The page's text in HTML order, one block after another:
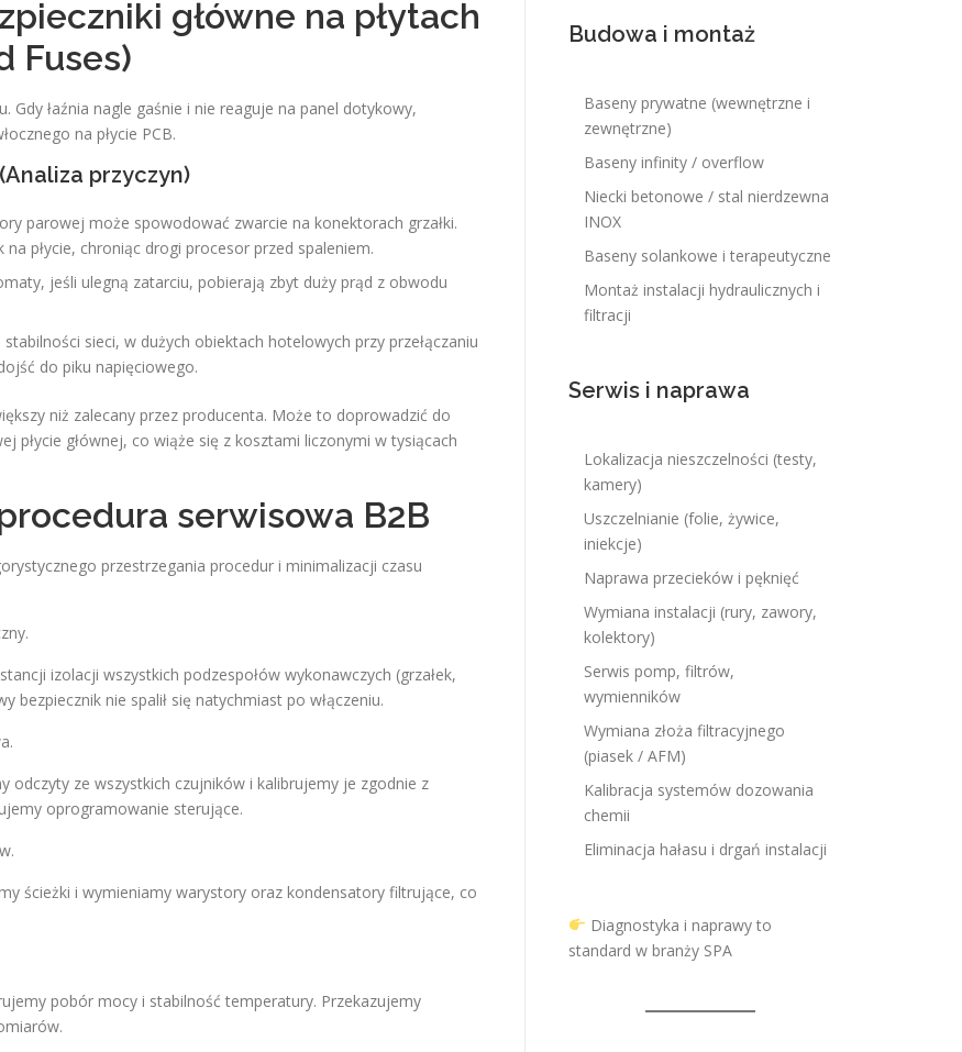
główne na płytach
Fuses)
Gdy łaźnia nagle gaśnie i nie reaguje na panel dotykowy,
na płycie PCB.
przyczyn)
parowej może spowodować zwarcie na konektorach grzałki.
płycie, chroniąc drogi procesor przed spaleniem.
jeśli ulegną zatarciu, pobierają zbyt duży prąd z obwodu
sieci, w dużych obiektach hotelowych przy przełączaniu
do piku napięciowego.
niż zalecany przez producenta. Może to doprowadzić do
płycie głównej, co wiąże się z kosztami liczonymi w tysiącach
serwisowa B2B
przestrzegania procedur i minimalizacji czasu
izolacji wszystkich podzespołów wykonawczych (grzałek,
bezpiecznik nie spalił się natychmiast po włączeniu.
odczyty ze wszystkich czujników i kalibrujemy je zgodnie z
oprogramowanie sterujące.
ścieżki i wymieniamy warystory oraz kondensatory filtrujące, co
pobór mocy i stabilność temperatury. Przekazujemy
Budowa i montaż
Baseny prywatne (wewnętrzne i
zewnętrzne)
Baseny infinity / overflow
Niecki betonowe / stal nierdzewna
INOX
Baseny solankowe i terapeutyczne
Montaż instalacji hydraulicznych i
filtracji
Serwis i naprawa
Lokalizacja nieszczelności (testy,
kamery)
Uszczelnianie (folie, żywice,
iniekcje)
Naprawa przecieków i pęknięć
Wymiana instalacji (rury, zawory,
kolektory)
Serwis pomp, filtrów,
wymienników
Wymiana złoża filtracyjnego
(piasek / AFM)
Kalibracja systemów dozowania
chemii
Eliminacja hałasu i drgań instalacji
Diagnostyka i naprawy to
standard w branży SPA